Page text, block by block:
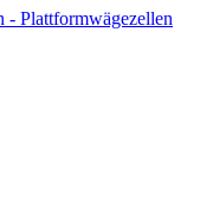
- Plattformwägezellen